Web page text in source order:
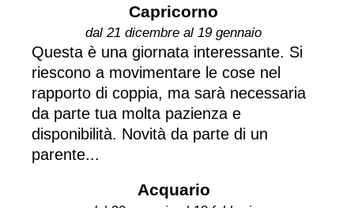
Capricorno
dal 21 dicembre al 19 gennaio
Questa è una giornata interessante. Si
riescono a movimentare le cose nel
rapporto di coppia, ma sarà necessaria
da parte tua molta pazienza e
disponibilità. Novità da parte di un
parente...
Acquario